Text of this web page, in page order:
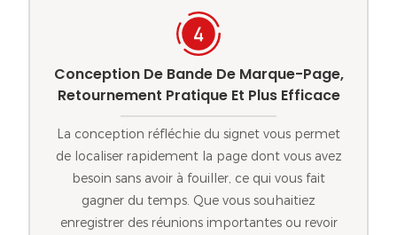
Conception De Bande De Marque-Page,
Retournement Pratique Et Plus Efficace
La conception réfléchie du signet vous permet
de localiser rapidement la page dont vous avez
besoin sans avoir à fouiller, ce qui vous fait
gagner du temps. Que vous souhaitiez
enregistrer des réunions importantes ou revoir